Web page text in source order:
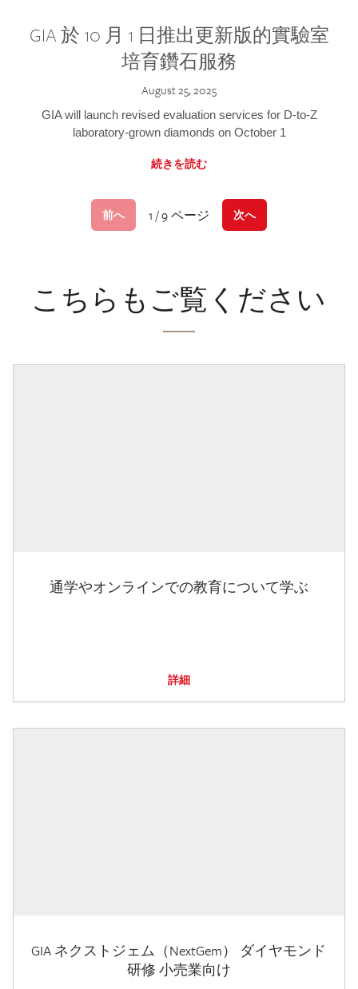
GIA 於 10 月 1 日推出更新版的實驗室
培育鑽石服務
August 25, 2025
GIA will launch revised evaluation services for D-to-Z
laboratory-grown diamonds on October 1
続きを読む
前へ 1 / 9 ページ 次へ
こちらもご覧ください
通学やオンラインでの教育について学ぶ
詳細
GIA ネクストジェム（NextGem） ダイヤモンド
研修 小売業向け